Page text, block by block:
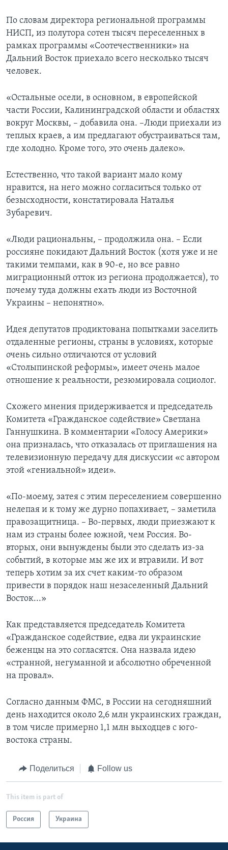
По словам директора региональной программы
НИСП, из полутора сотен тысяч переселенных в
рамках программы «Соотечественники» на
Дальний Восток приехало всего несколько тысяч
человек.
«Остальные осели, в основном, в европейской
части России, Калининградской области и областях
вокруг Москвы, – добавила она. –Люди приехали из
теплых краев, а им предлагают обустраиваться там,
где холодно. Кроме того, это очень далеко».
Естественно, что такой вариант мало кому
нравится, на него можно согласиться только от
безысходности, констатировала Наталья
Зубаревич.
«Люди рациональны, – продолжила она. – Если
россияне покидают Дальний Восток (хотя уже и не
такими темпами, как в 90-е, но все равно
миграционный отток из региона продолжается), то
почему туда должны ехать люди из Восточной
Украины – непонятно».
Идея депутатов продиктована попытками заселить
отдаленные регионы, страны в условиях, которые
очень сильно отличаются от условий
«Столыпинской реформы», имеет очень малое
отношение к реальности, резюмировала социолог.
Схожего мнения придерживается и председатель
Комитета «Гражданское содействие» Светлана
Ганнушкина. В комментарии «Голосу Америки»
она призналась, что отказалась от приглашения на
телевизионную передачу для дискуссии «с автором
этой «гениальной» идеи».
«По-моему, затея с этим переселением совершенно
нелепая и к тому же дурно попахивает, – заметила
правозащитница. – Во-первых, люди приезжают к
нам из страны более южной, чем Россия. Во-
вторых, они вынуждены были это сделать из-за
событий, в которые мы же их и втравили. И вот
теперь хотим за их счет каким-то образом
привести в порядок наш незаселенный Дальний
Восток...»
Как представляется председатель Комитета
«Гражданское содействие, едва ли украинские
беженцы на это согласятся. Она назвала идею
«странной, негуманной и абсолютно обреченной
на провал».
Согласно данным ФМС, в России на сегодняшний
день находится около 2,6 млн украинских граждан,
в том числе примерно 1,1 млн выходцев с юго-
востока страны.
Поделиться Follow us
This item is part of
Россия Украина